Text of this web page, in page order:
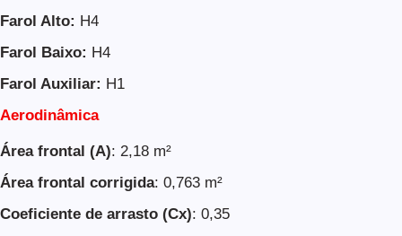
Farol Alto: H4
Farol Baixo: H4
Farol Auxiliar: H1
Aerodinâmica
Área frontal (A): 2,18 m²
Área frontal corrigida: 0,763 m²
Coeficiente de arrasto (Cx): 0,35